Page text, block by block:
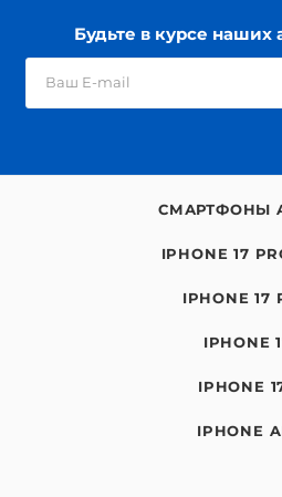
Будьте в курсе наших
СМАРТФОНЫ
IPHONE 17
IPHONE 17
IPHONE
IPHONE
IPHONE